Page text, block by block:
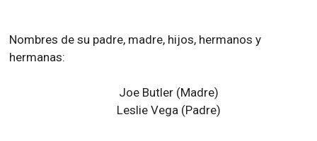
Nombres de su padre, madre, hijos, hermanos y
hermanas:
Joe Butler (Madre)
Leslie Vega (Padre)